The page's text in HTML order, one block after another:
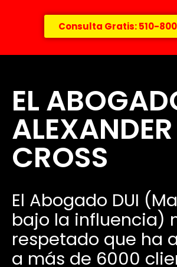
Consulta Gratis: 510-
EL
ALEXANDER
CROSS
El Abogado DUI
bajo la influencia)
respetado que ha
a más de 6000